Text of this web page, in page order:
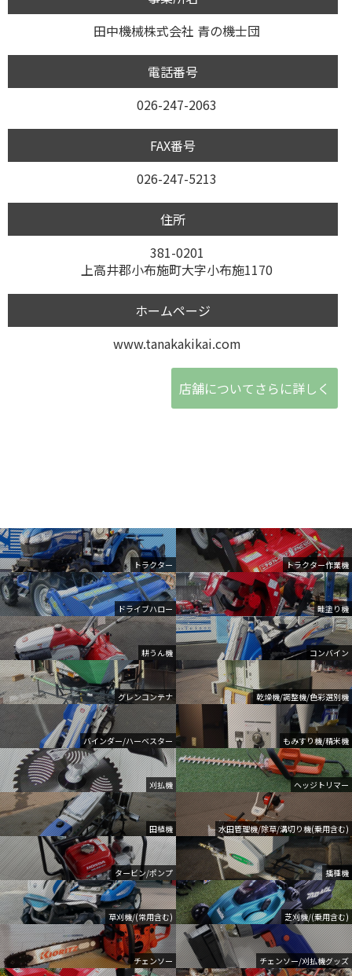
トラクター トラクター作業機
ドライブハロー 畦塗り機
耕うん機 コンバイン
グレンコンテナ 乾燥機/調整機/色彩選別機
バインダー/ハーベスター もみすり機/精米機
刈払機 ヘッジトリマー
田植機 水田管理機/除草/溝切り機(乗用含む)
タービン/ポンプ 播種機
草刈機/(常用含む) 芝刈機/(乗用含む)
チェンソー チェンソー/刈払機グッズ
田中機械株式会社 青の機士団
電話番号
026-247-2063
FAX番号
026-247-5213
住所
381-0201
上高井郡小布施町大字小布施1170
ホームページ
www.tanakakikai.com
店舗についてさらに詳しく